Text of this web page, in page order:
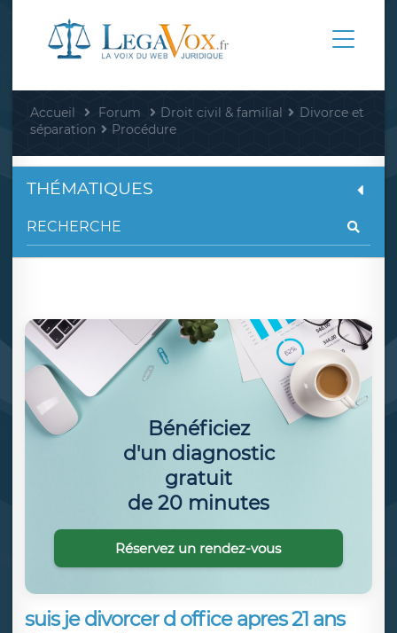
Accueil Forum Droit civil & familial
Divorce et
séparation
Procédure
suis je divorcer d office apres 21 ans
THÉMATIQUES
Bénéficiez
d'un diagnostic
gratuit
de 20 minutes
Réservez un rendez-vous